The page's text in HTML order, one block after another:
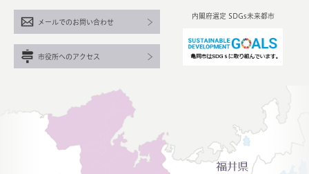
内閣府選定 SDGs未来都市
メールでのお問い合わせ
市役所へのアクセス